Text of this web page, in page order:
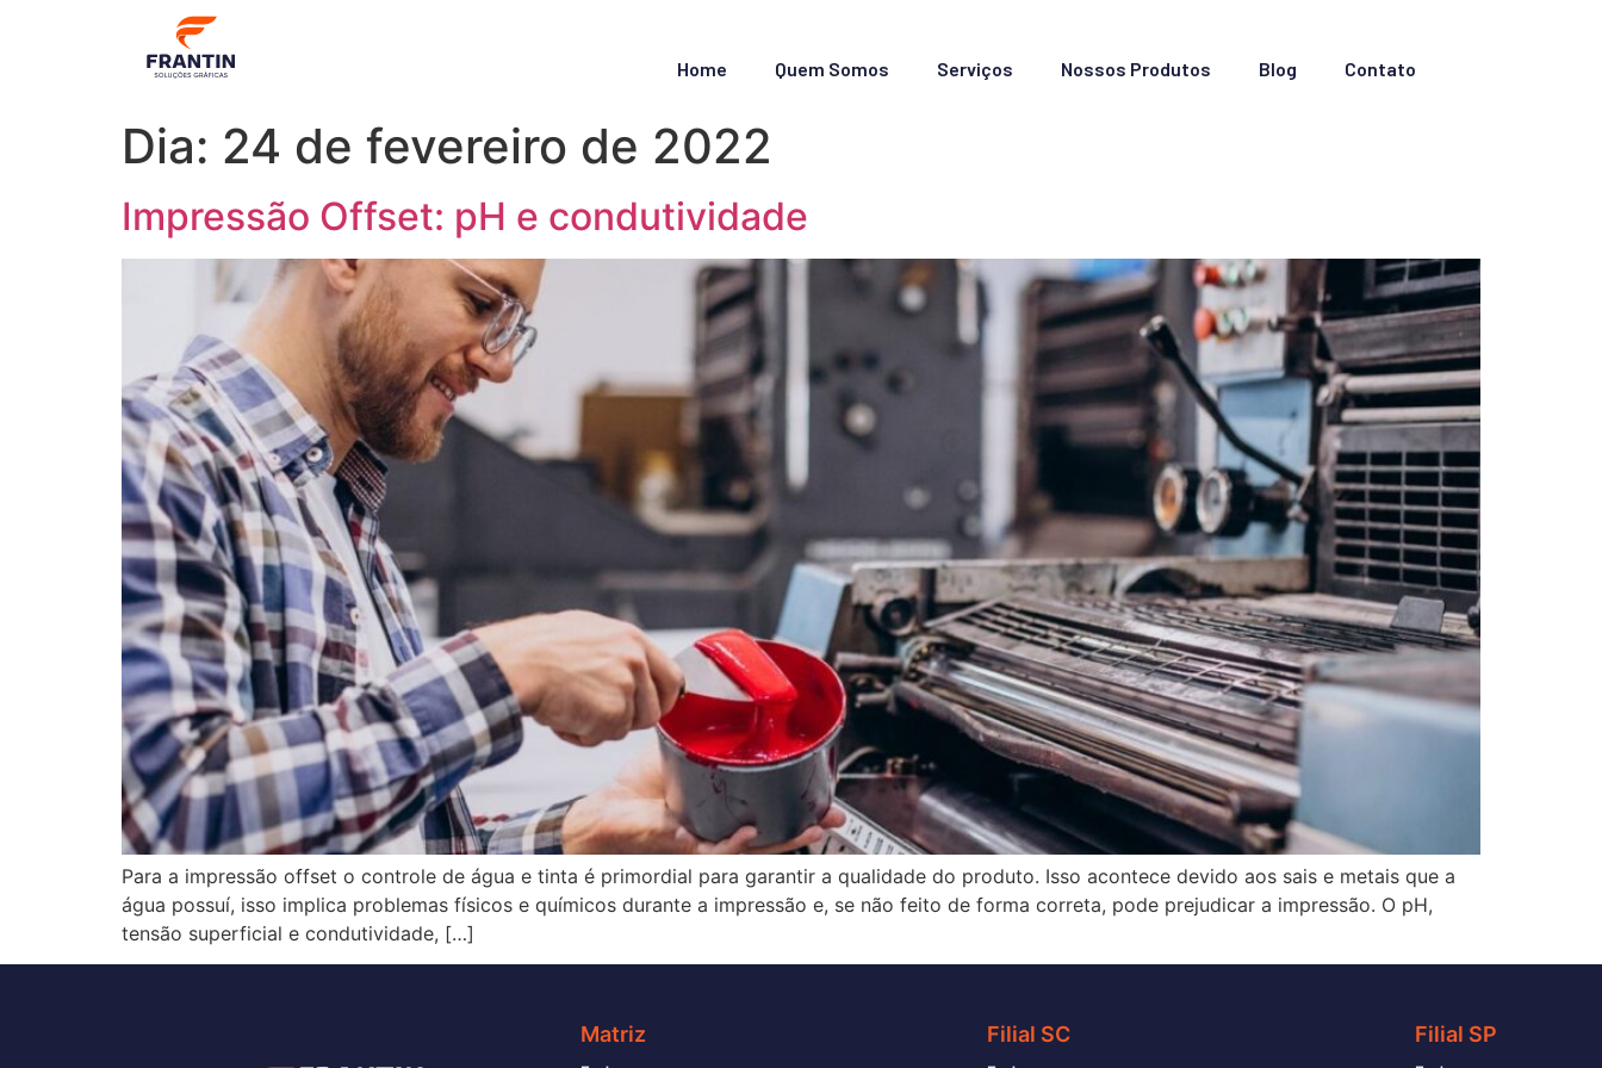
Home Quem Somos Serviços Nossos Produtos Blog Contato
Dia: 24 de fevereiro de 2022
Impressão Offset: pH e condutividade
Para a impressão offset o controle de água e tinta é primordial para garantir a qualidade do produto. Isso acontece devido aos sais e metais que a
água possuí, isso implica problemas físicos e químicos durante a impressão e, se não feito de forma correta, pode prejudicar a impressão. O pH,
tensão superficial e condutividade, […]
Matriz Filial SC Filial SP